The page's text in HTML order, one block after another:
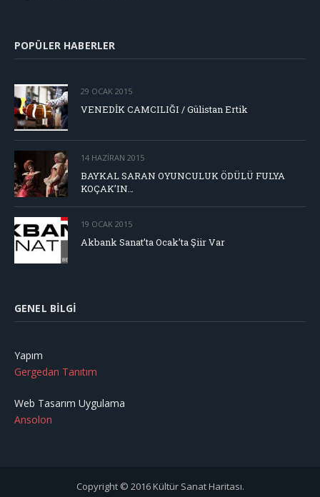
POPÜLER HABERLER
29 OCAK 2015
VENEDİK CAMCILIĞI / Gülistan Ertik
14 HAZIRAN 2015
BAYKAL SARAN OYUNCULUK ÖDÜLÜ FULYA
KOÇAK’IN…
19 OCAK 2015
Akbank Sanat’ta Ocak’ta Şiir Var
GENEL BILGI
Yapım
Gergedan Tanıtım
Web Tasarım Uygulama
Ansolon
Copyright © 2016 Kültür Sanat Haritası.